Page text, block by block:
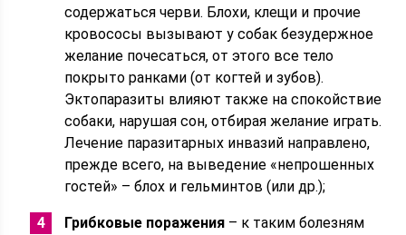
содержаться черви. Блохи, клещи и прочие
кровососы вызывают у собак безудержное
желание почесаться, от этого все тело
покрыто ранками (от когтей и зубов).
Эктопаразиты влияют также на спокойствие
собаки, нарушая сон, отбирая желание играть.
Лечение паразитарных инвазий направлено,
прежде всего, на выведение «непрошенных
гостей» – блох и гельминтов (или др.);
Грибковые поражения – к таким болезням